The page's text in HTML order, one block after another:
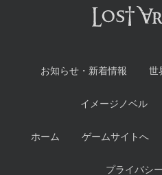
お知らせ・新着情報 世
イメージノベル
ホーム ゲームサイトへ
プライバシ